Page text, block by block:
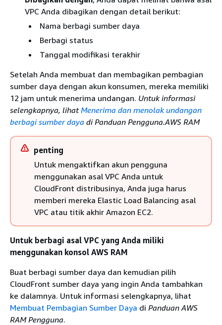
VPC Anda dibagikan dengan detail berikut:
Nama berbagi sumber daya
Berbagi status
Tanggal modifikasi terakhir
Setelah Anda membuat dan membagikan pembagian
sumber daya dengan akun konsumen, mereka memiliki
12 jam untuk menerima undangan. Untuk informasi
selengkapnya, lihatMenerima dan menolak undangan
berbagi sumber daya di Panduan Pengguna.AWS RAM
penting
Untuk mengaktifkan akun pengguna
menggunakan asal VPC Anda untuk
CloudFront distribusinya, Anda juga harus
memberi mereka Elastic Load Balancing asal
VPC atau titik akhir Amazon EC2.
Untuk berbagi asal VPC yang Anda miliki
menggunakan konsol AWS RAM
Buat berbagi sumber daya dan kemudian pilih
CloudFront sumber daya yang ingin Anda tambahkan
ke dalamnya. Untuk informasi selengkapnya, lihat
Membuat Pembagian Sumber Daya di Panduan AWS
RAM Pengguna.